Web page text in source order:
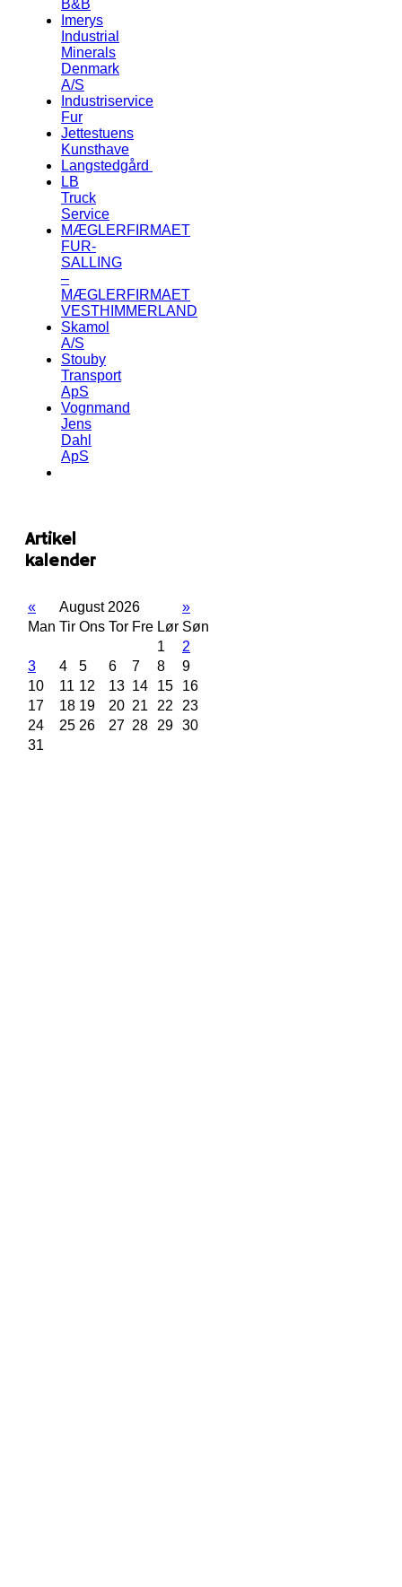
B&B
Imerys
Industrial
Minerals
Denmark
A/S
Industriservice
Fur
Jettestuens
Kunsthave
Langstedgård
LB
Truck
Service
MÆGLERFIRMAET
FUR-
SALLING
–
MÆGLERFIRMAET
VESTHIMMERLAND
Skamol
A/S
Stouby
Transport
ApS
Vognmand
Jens
Dahl
ApS
Artikel
kalender
« August 2026
»
Man Tir Ons Tor Fre Lør Søn
1
2
3
4 5 6 7 8
9
10
11 12 13 14 15
16
17
18 19 20 21 22
23
24
25 26 27 28 29 30
31